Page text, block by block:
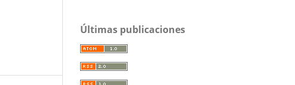
Últimas publicaciones